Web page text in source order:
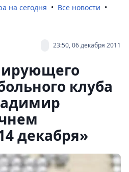
на сегодня
Все новости
23:50, 06 декабря 2011
клуба
декабря»